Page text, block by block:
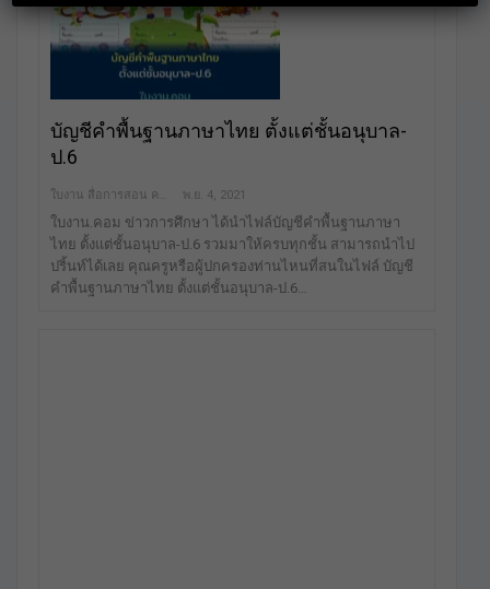
บัญชีคำพื้นฐานภาษาไทย ตั้งแต่ชั้นอนุบาล-
ป.6
พ.ย. 4, 2021
ใบงาน.คอม ข่าวการศึกษา ได้นำไฟล์บัญชีคำพื้นฐานภาษา
ไทย ตั้งแต่ชั้นอนุบาล-ป.6 รวมมาให้ครบทุกชั้น สามารถนำไป
ปริ้นท์ได้เลย คุณครูหรือผู้ปกครองท่านไหนที่สนในไฟล์ บัญชี
คำพื้นฐานภาษาไทย ตั้งแต่ชั้นอนุบาล-ป.6…